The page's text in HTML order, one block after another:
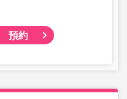
預約